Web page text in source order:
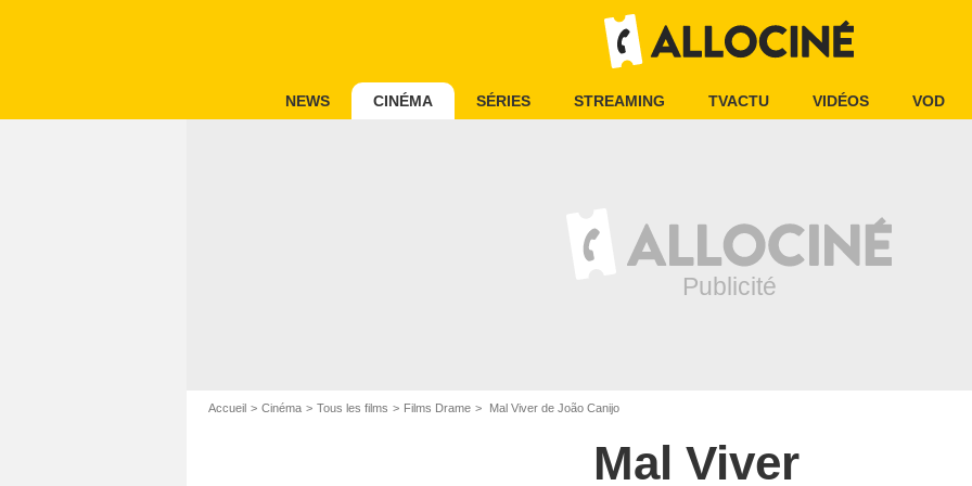
NEWS CINÉMA SÉRIES STREAMING TVACTU VIDÉOS VOD
Accueil Cinéma Tous les films Films Drame Mal Viver de João Canijo
Mal Viver